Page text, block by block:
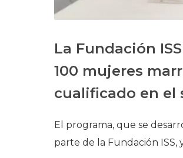
La Fundación
100 mujeres
cualificado en
El programa, que se
parte de la Fundación